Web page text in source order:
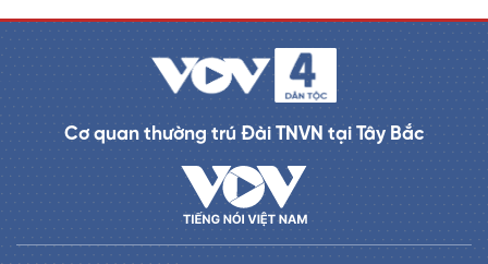
Cơ quan thường trú Đài TNVN tại Tây Bắc